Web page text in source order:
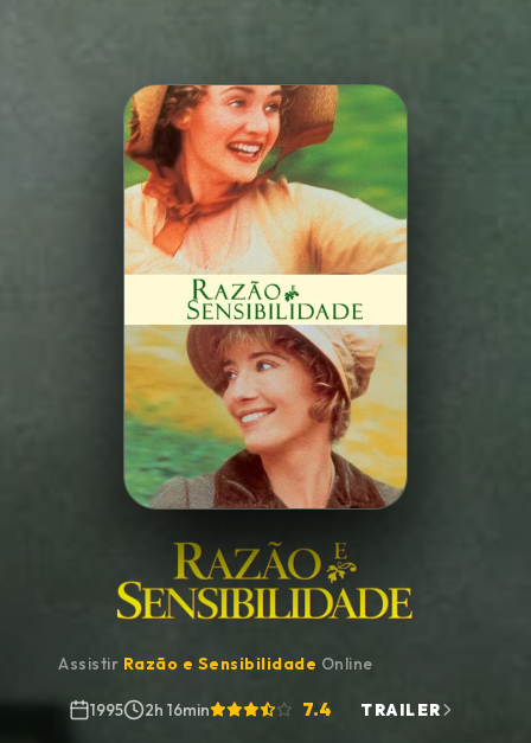
Minha Lista
Pesquisar
Assistir Razão e Sensibilidade Online
1995 2h 16min 7.4 TRAILER